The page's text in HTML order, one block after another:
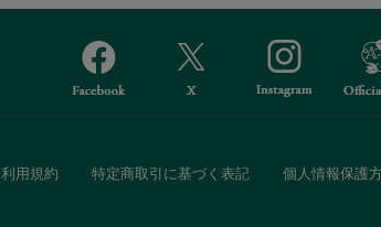
利用規約 特定商取引に基づく表記 個人情報保護